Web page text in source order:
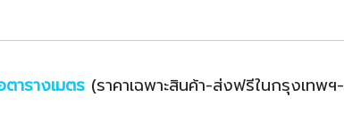
ารางเมตร (ราคาเฉพาะสินค้า-ส่งฟรีในกรุงเทพฯ-